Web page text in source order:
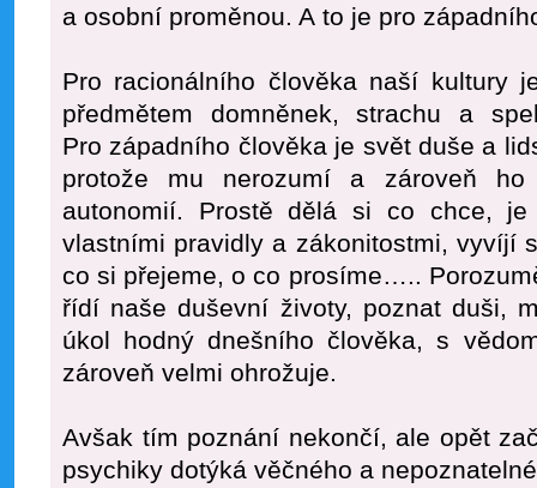
a osobní proměnou. A to je pro
Pro racionálního člověka naší kultury
předmětem domněnek, strachu a
Pro západního člověka je svět duše a
protože mu nerozumí a zároveň ho
autonomií. Prostě dělá si co chce,
vlastními pravidly a zákonitostmi, vyvíjí
co si přejeme, o co prosíme…..
řídí naše duševní životy, poznat duši,
úkol hodný dnešního člověka, s
zároveň velmi ohrožuje.
Avšak tím poznání nekončí, ale opět
psychiky dotýká věčného a